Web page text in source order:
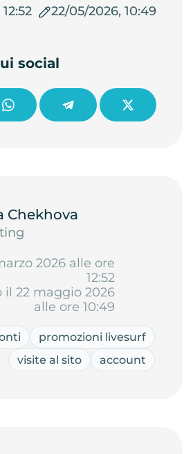
22/05/2026, 10:49
social
Chekhova
2026 alle ore
12:52
22 maggio 2026
alle ore 10:49
promozioni livesurf
visite al sito
account